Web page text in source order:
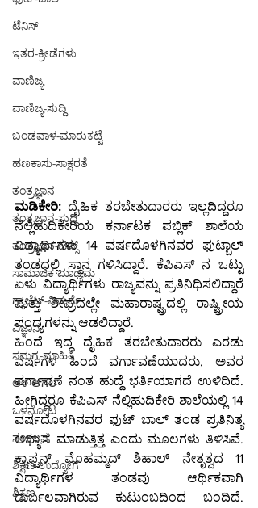
ಟೆನಿಸ್
ಇತರ-ಕ್ರೀಡೆಗಳು
ವಾಣಿಜ್ಯ
ವಾಣಿಜ್ಯ-ಸುದ್ದಿ
ಬಂಡವಾಳ-ಮಾರುಕಟ್ಟೆ
ಹಣಕಾಸು-ಸಾಕ್ಷರತೆ
ತಂತ್ರಜ್ಞಾನ
ತಂತ್ರಜ್ಞಾನ-ಸುದ್ದಿ
ತಂತ್ರಜ್ಞಾನ-ಟಿಪ್ಸ್
ಸಾಮಾಜಿಕ ಮಾಧ್ಯಮ
ಗ್ಯಾಜೆಟ್-ವಿಮರ್ಶೆ
ವಿಜ್ಞಾನ
ಸಮಗ್ರ-ಮಾಹಿತಿ
ಆಳ-ಅಗಲ
ಒಳನೋಟ
ಸಂಕಲನ
ಶಿಕ್ಷಣ-ಉದ್ಯೋಗ
ಶಿಕ್ಷಣ
ಮಡಿಕೇರಿ: ದೈಹಿಕ ತರಬೇತುದಾರರು ಇಲ್ಲದಿದ್ದರೂ
ನೆಲ್ಲಿಹುದಿಕೇರಿಯ ಕರ್ನಾಟಕ ಪಬ್ಲಿಕ್ ಶಾಲೆಯ
ವಿದ್ಯಾರ್ಥಿಗಳು 14 ವರ್ಷದೊಳಗಿನವರ ಫುಟ್ಬಾಲ್
ತಂಡದಲ್ಲಿ ಸ್ಥಾನ ಗಳಿಸಿದ್ದಾರೆ. ಕೆಪಿಎಸ್ ನ ಒಟ್ಟು
ಏಳು ವಿದ್ಯಾರ್ಥಿಗಳು ರಾಜ್ಯವನ್ನು ಪ್ರತಿನಿಧಿಸಲಿದ್ದಾರೆ
ಮತ್ತು ಶೀಘ್ರದಲ್ಲೇ ಮಹಾರಾಷ್ಟ್ರದಲ್ಲಿ ರಾಷ್ಟ್ರೀಯ
ಪಂದ್ಯಗಳನ್ನು ಆಡಲಿದ್ದಾರೆ.
ಹಿಂದೆ ಇದ್ದ ದೈಹಿಕ ತರಬೇತುದಾರರು ಎರಡು
ವರ್ಷಗಳ ಹಿಂದೆ ವರ್ಗಾವಣೆಯಾದರು, ಅವರ
ವರ್ಗಾವಣೆ ನಂತ ಹುದ್ದೆ ಭರ್ತಿಯಾಗದೆ ಉಳಿದಿದೆ.
ಹೀಗಿದ್ದರೂ ಕೆಪಿಎಸ್ ನೆಲ್ಲಿಹುದಿಕೇರಿ ಶಾಲೆಯಲ್ಲಿ 14
ವರ್ಷದೊಳಗಿನವರ ಫುಟ್ ಬಾಲ್ ತಂಡ ಪ್ರತಿನಿತ್ಯ
ಅಭ್ಯಾಸ ಮಾಡುತ್ತಿತ್ತ ಎಂದು ಮೂಲಗಳು ತಿಳಿಸಿವೆ.
ಕ್ಯಾಪ್ಟನ್ ಮೊಹಮ್ಮದ್ ಶಿಹಾಲ್ ನೇತೃತ್ವದ 11
ವಿದ್ಯಾರ್ಥಿಗಳ ತಂಡವು ಆರ್ಥಿಕವಾಗಿ
ದುರ್ಬಲವಾಗಿರುವ ಕುಟುಂಬದಿಂದ ಬಂದಿದೆ.